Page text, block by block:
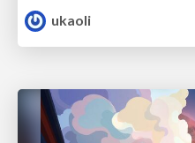
ukaoli